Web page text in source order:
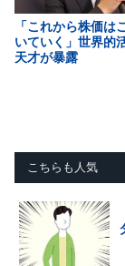
「これから株価は
いていく」世界的
天才が暴露
こちらも人気